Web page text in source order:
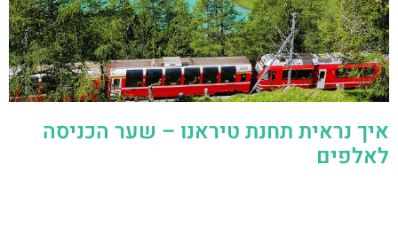
איך נראית תחנת טיראנו – שער הכניסה
לאלפים